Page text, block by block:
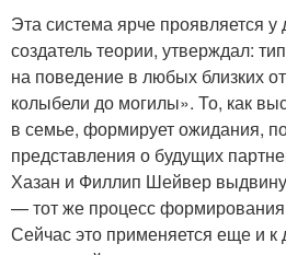
Эта система ярче проявляется
создатель теории, утверждал:
на поведение в любых близких
колыбели до могилы». То, как
в семье, формирует ожидания,
представления о будущих
Хазан и Филлип Шейвер
— тот же процесс формирования
Сейчас это применяется еще и к